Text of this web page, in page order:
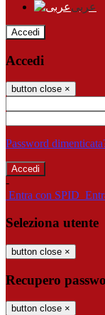
عربى
Accedi
Accedi
button close ×
Password
-
Entra con SPID
Seleziona utente
button close ×
Recupero
button close ×